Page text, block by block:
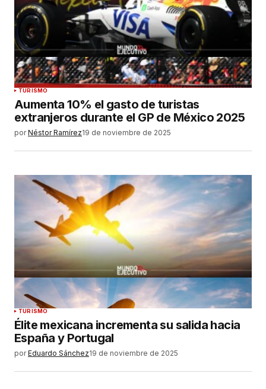
TURISMO
Aumenta 10% el gasto de turistas
extranjeros durante el GP de México 2025
por Néstor Ramírez19 de noviembre de 2025
TURISMO
Élite mexicana incrementa su salida hacia
España y Portugal
por Eduardo Sánchez19 de noviembre de 2025